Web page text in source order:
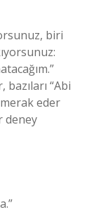
biri
“Abi
eder
deney